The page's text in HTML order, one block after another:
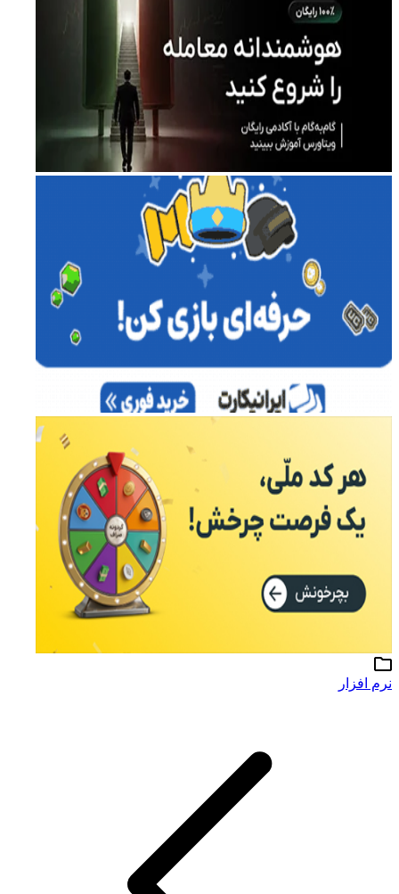
نرم افزار